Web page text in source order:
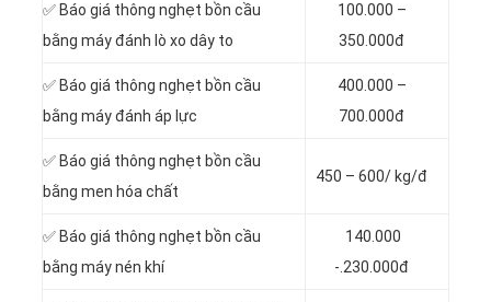
✅ Báo giá thông nghẹt bồn cầu
bằng máy đánh lò xo dây to
100.000 –
350.000đ
✅ Báo giá thông nghẹt bồn cầu
bằng máy đánh áp lực
400.000 –
700.000đ
✅ Báo giá thông nghẹt bồn cầu
bằng men hóa chất
450 – 600/ kg/đ
✅ Báo giá thông nghẹt bồn cầu
bằng máy nén khí
140.000
-.230.000đ